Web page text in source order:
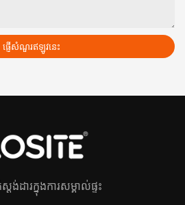
ផ្ញើសំណួរឥឡូវនេះ
ង់ដារក្នុងការសម្គាល់ផ្ទះ